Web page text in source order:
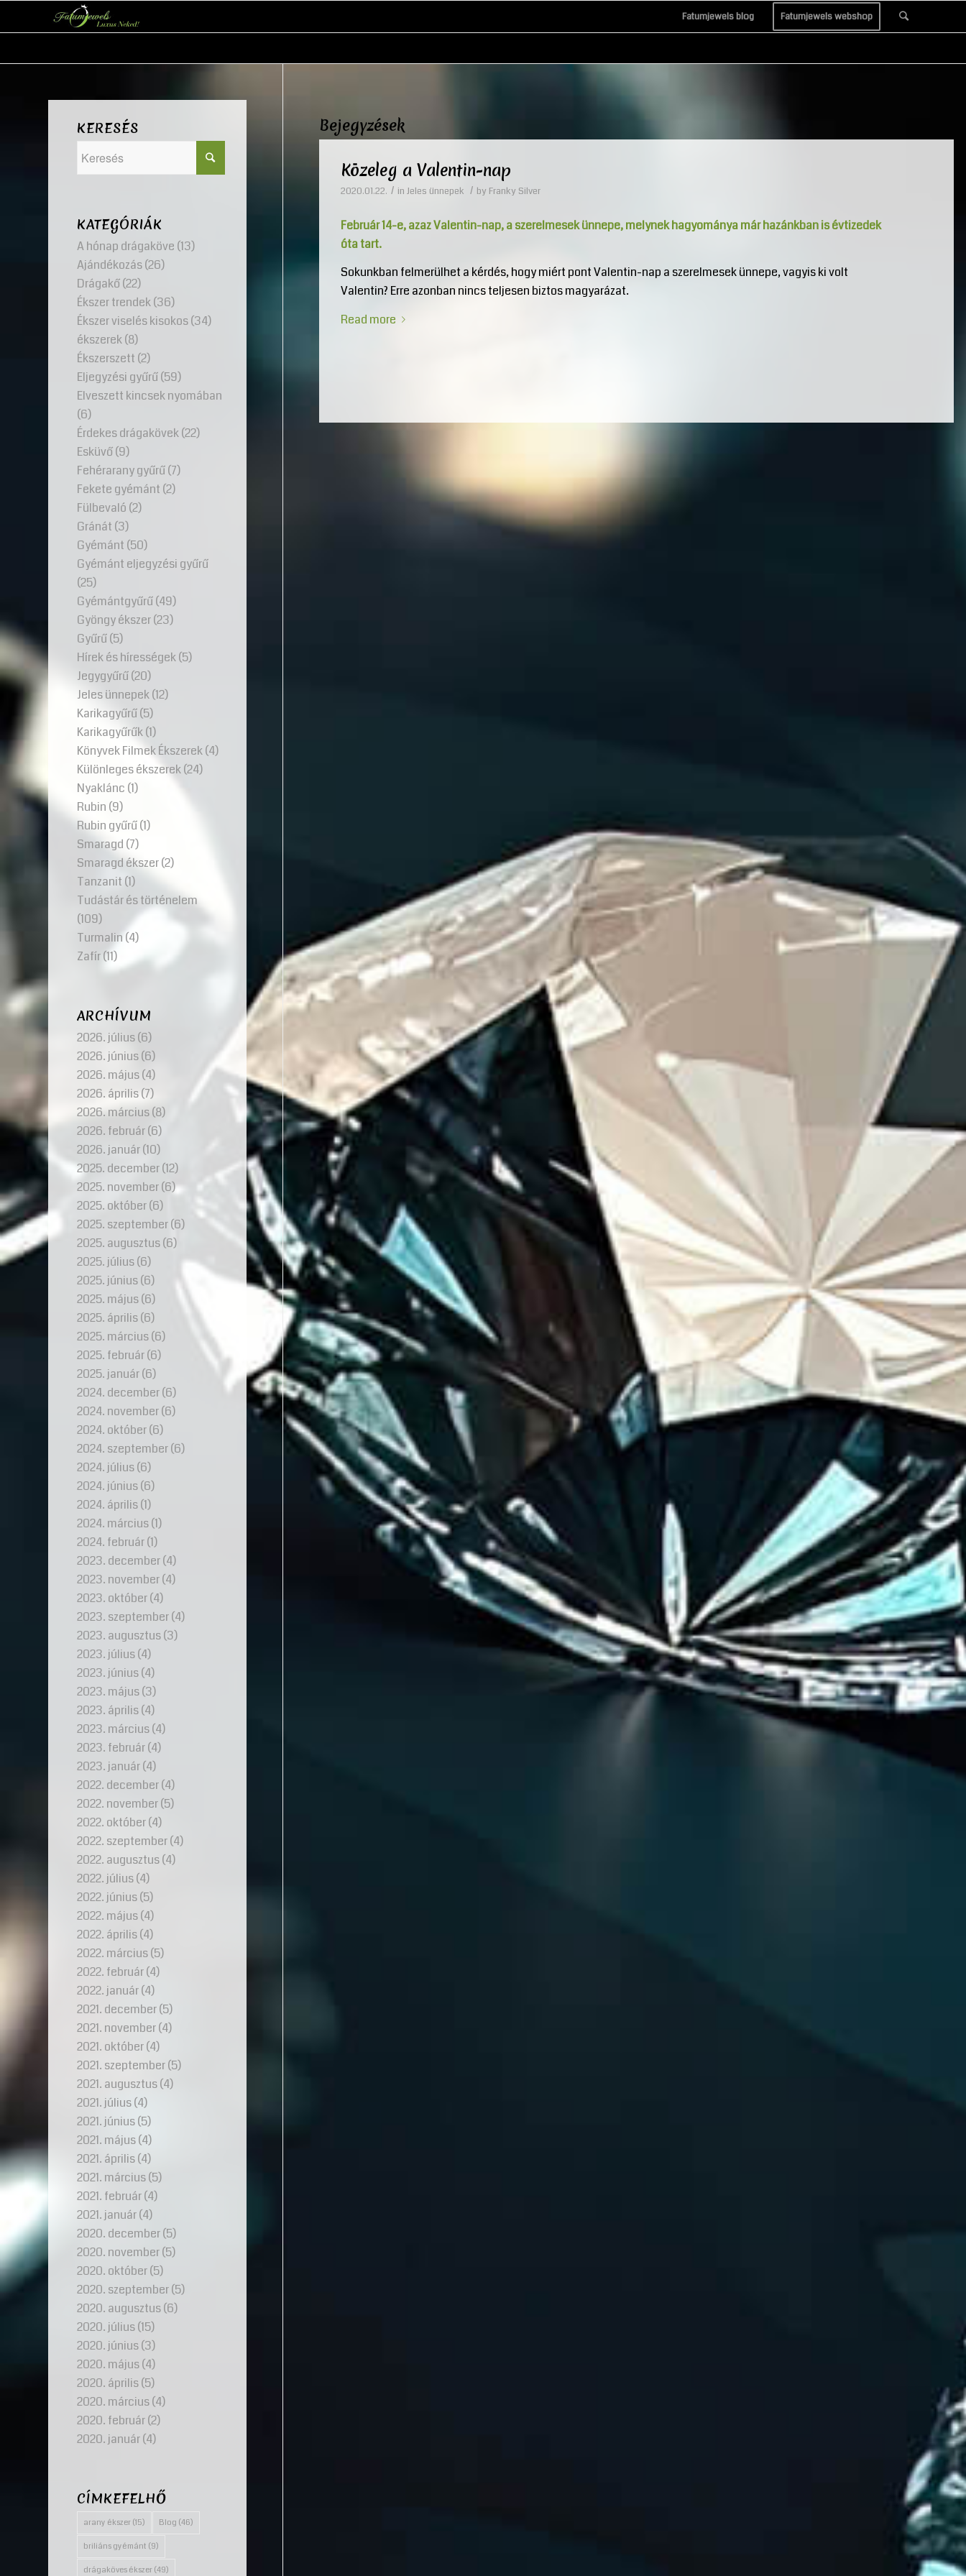
Fatumjewels blog Fatumjewels webshop
Bejegyzések
Közeleg a Valentin-nap
2020.01.22. / in Jeles ünnepek / by Franky Silver
Február 14-e, azaz Valentin-nap, a szerelmesek ünnepe, melynek hagyománya már hazánkban is évtizedek
óta tart.
Sokunkban felmerülhet a kérdés, hogy miért pont Valentin-nap a szerelmesek ünnepe, vagyis ki volt
Valentin? Erre azonban nincs teljesen biztos magyarázat.
Read more
KERESÉS
KATEGÓRIÁK
A hónap drágaköve (13)
Ajándékozás(26)
Drágakő(22)
Ékszer trendek(36)
Ékszer viselés kisokos(34)
ékszerek(8)
Ékszerszett (2)
Eljegyzési gyűrű(59)
Elveszett kincsek nyomában
(6)
Érdekes drágakövek(22)
Esküvő(9)
Fehérarany gyűrű(7)
Fekete gyémánt (2)
Fülbevaló (2)
Gránát (3)
Gyémánt (50)
Gyémánt eljegyzési gyűrű
(25)
Gyémántgyűrű(49)
Gyöngy ékszer(23)
Gyűrű(5)
Hírek és hírességek(5)
Jegygyűrű(20)
Jeles ünnepek(12)
Karikagyűrű(5)
Karikagyűrűk(1)
Könyvek Filmek Ékszerek(4)
Különleges ékszerek(24)
Nyaklánc (1)
Rubin (9)
Rubin gyűrű(1)
Smaragd (7)
Smaragd ékszer(2)
Tanzanit (1)
Tudástár és történelem
(109)
Turmalin (4)
Zafír(11)
ARCHÍVUM
2026. július(6)
2026. június(6)
2026. május(4)
2026. április(7)
2026. március(8)
2026. február(6)
2026. január(10)
2025. december(12)
2025. november(6)
2025. október(6)
2025. szeptember(6)
2025. augusztus(6)
2025. július(6)
2025. június(6)
2025. május(6)
2025. április(6)
2025. március(6)
2025. február(6)
2025. január(6)
2024. december(6)
2024. november(6)
2024. október(6)
2024. szeptember(6)
2024. július(6)
2024. június(6)
2024. április(1)
2024. március(1)
2024. február(1)
2023. december(4)
2023. november(4)
2023. október(4)
2023. szeptember(4)
2023. augusztus(3)
2023. július(4)
2023. június(4)
2023. május(3)
2023. április(4)
2023. március(4)
2023. február(4)
2023. január(4)
2022. december(4)
2022. november(5)
2022. október(4)
2022. szeptember(4)
2022. augusztus(4)
2022. július(4)
2022. június(5)
2022. május(4)
2022. április(4)
2022. március(5)
2022. február(4)
2022. január(4)
2021. december(5)
2021. november(4)
2021. október(4)
2021. szeptember(5)
2021. augusztus(4)
2021. július(4)
2021. június(5)
2021. május(4)
2021. április(4)
2021. március(5)
2021. február(4)
2021. január(4)
2020. december(5)
2020. november(5)
2020. október(5)
2020. szeptember(5)
2020. augusztus(6)
2020. július(15)
2020. június(3)
2020. május(4)
2020. április(5)
2020. március(4)
2020. február(2)
2020. január(4)
CÍMKEFELHŐ
arany ékszer (15) Blog (46)
briliáns gyémánt (9)
drágaköves ékszer (49)